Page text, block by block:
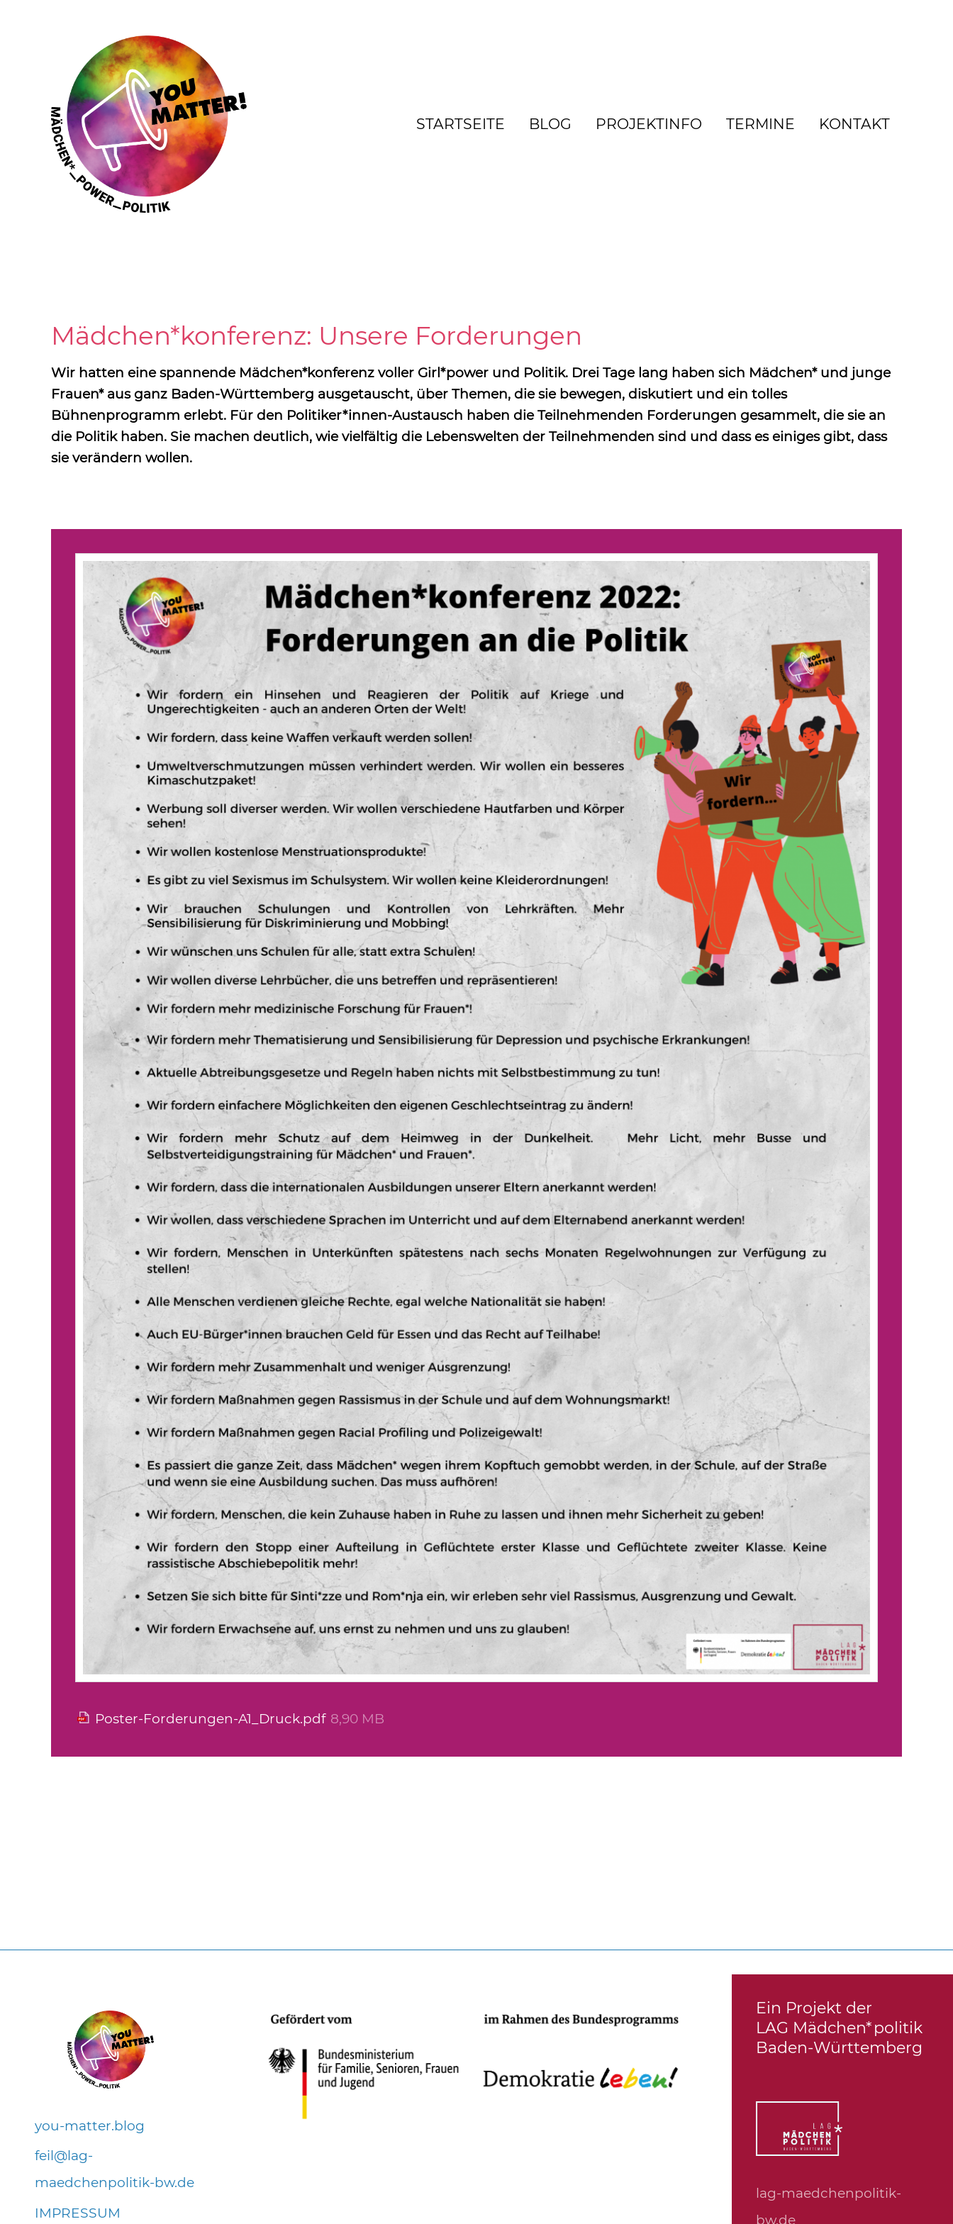
STARTSEITE BLOG PROJEKTINFO TERMINE KONTAKT
Mädchen*konferenz: Unsere Forderungen
Wir hatten eine spannende Mädchen*konferenz voller Girl*power und Politik. Drei Tage lang haben sich Mädchen* und junge
Frauen* aus ganz Baden-Württemberg ausgetauscht, über Themen, die sie bewegen, diskutiert und ein tolles
Bühnenprogramm erlebt. Für den Politiker*innen-Austausch haben die Teilnehmenden Forderungen gesammelt, die sie an
die Politik haben. Sie machen deutlich, wie vielfältig die Lebenswelten der Teilnehmenden sind und dass es einiges gibt, dass
sie verändern wollen.
Poster-Forderungen-A1_Druck.pdf 8,90 MB
you-matter.blog
f
l l g-
m
dch np l t k-bw d
IMPRESSUM
Ein Projekt der
LAG Mädchen*politik
Baden-Württemberg
lag-maedchenpolitik-
bw.de